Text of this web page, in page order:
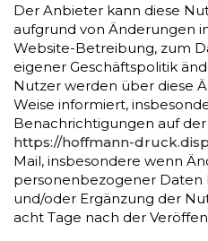
Der Anbieter kann diese
aufgrund von Änderungen
Website-Betreibung, zum
eigener Geschäftspolitik
Nutzer werden über diese
Weise informiert,
Benachrichtigungen auf
https://hoffmann-
Mail, insbesondere wenn
personenbezogener
und/oder Ergänzung der
acht Tage nach der